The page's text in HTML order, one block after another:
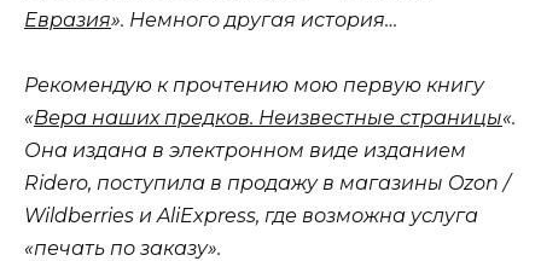
Евразия». Немного другая история…
Рекомендую к прочтению мою первую книгу
«Вера наших предков. Неизвестные страницы«.
Она издана в электронном виде изданием
Ridero, поступила в продажу в магазины Ozon /
Wildberries и AliExpress, где возможна услуга
«печать по заказу».